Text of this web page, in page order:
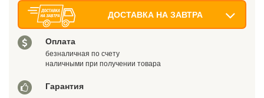
ДОСТАВКА НА ЗАВТРА
Оплата
безналичная по счету
наличными при получении товара
Гарантия